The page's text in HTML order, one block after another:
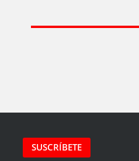
SUSCRÍBETE